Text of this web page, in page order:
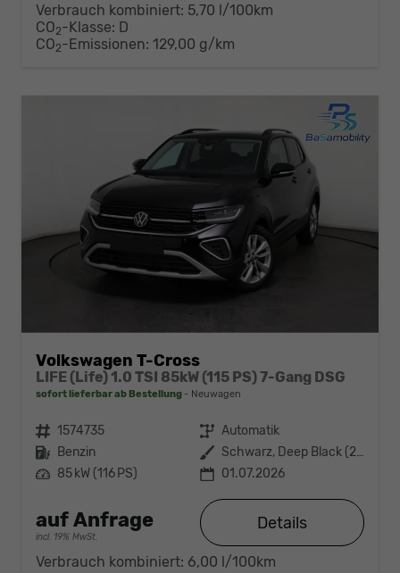
Verbrauch kombiniert: 5,70 l/100km
CO2-Klasse: D
CO2-Emissionen: 129,00 g/km
Volkswagen T-Cross
LIFE (Life) 1.0 TSI 85kW (115 PS) 7-Gang DSG
sofort lieferbar ab Bestellung Neuwagen
Fahrzeugnr. 1574735 Getriebe Automatik
Kraftstoff Benzin Außenfarbe
Schwarz, Deep Black (2T2T)
Leistung 85 kW (116 PS) 01.07.2026
auf Anfrage
incl. 19% MwSt.
Details
Verbrauch kombiniert: 6,00 l/100km